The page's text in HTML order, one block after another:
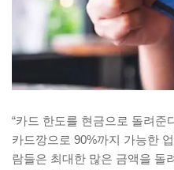
“카드 한도를 현금으로 돌려준
카드깡으로 90%까지 가능한
람들은 최대한 많은 금액을 돌